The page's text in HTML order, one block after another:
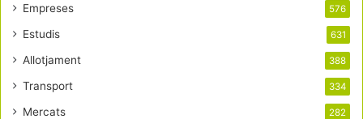
Empreses 576
Estudis 631
Allotjament 388
Transport 334
Mercats 282